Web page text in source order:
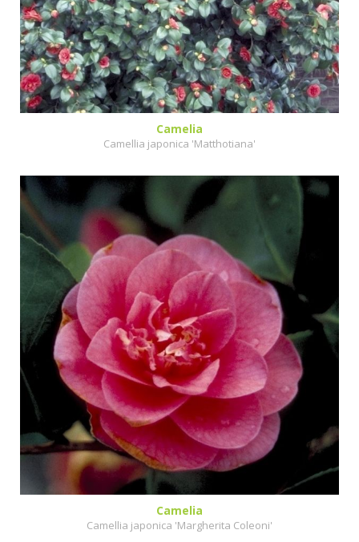
Camelia
Camellia japonica 'Matthotiana'
Camelia
Camellia japonica 'Margherita Coleoni'